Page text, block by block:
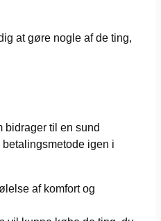
at gøre nogle af de ting,
bidrager til en sund
igen i
af komfort og